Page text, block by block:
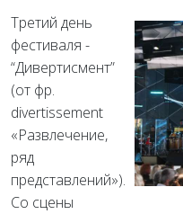
Третий день
фестиваля -
“Дивертисмент”
(от фр.
divertissement
«Развлечение,
ряд
представлений»).
Со сцены